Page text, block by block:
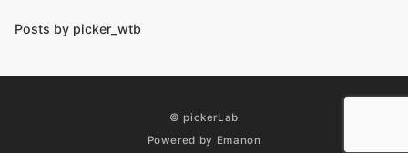
Posts by picker_wtb
© pickerLab
Powered by Emanon